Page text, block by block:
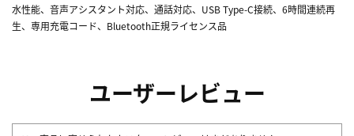
水性能、音声アシスタント対応、通話対応、USB Type-C接続、6時間連続再
生、専用充電コード、Bluetooth正規ライセンス品
ユーザーレビュー